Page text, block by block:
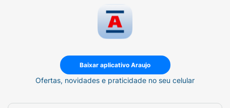
Baixar aplicativo Araujo
Ofertas, novidades e praticidade no seu celular